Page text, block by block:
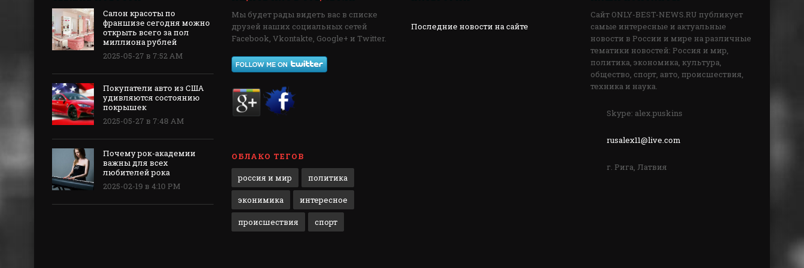
Салон красоты по
франшизе сегодня можно
открыть всего за пол
миллиона рублей
2025-05-27 в 7:52 AM
Покупатели авто из США
удивляются состоянию
покрышек
2025-05-27 в 7:48 AM
Почему рок-академии
важны для всех
любителей рока
2025-02-19 в 4:10 PM
Мы будет рады видеть вас в списке
друзей наших социальных сетей
Facebook, Vkontakte, Google+ и Twitter.
ОБЛАКО ТЕГОВ
россия и мир
политика
эконимика интересное
происшествия спорт
Последние новости на сайте
Сайт ONLY-BEST-NEWS.RU публикует
самые интересные и актуальные
новости в России и мире на различные
тематики новостей: Россия и мир,
политика, экономика, культура,
общество, спорт, авто, происшествия,
техника и наука.
Skype: alex.puskins
rusalex11@live.com
г. Рига, Латвия